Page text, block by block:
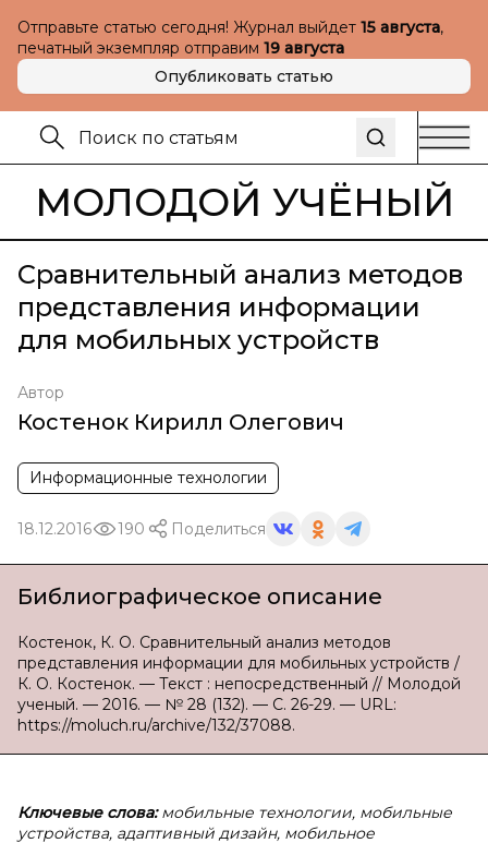
Отправьте статью сегодня! Журнал выйдет 15 августа,
печатный экземпляр отправим 19 августа
Опубликовать статью
МОЛОДОЙ УЧЁНЫЙ
Сравнительный анализ методов
представления информации
для мобильных устройств
Автор
Костенок Кирилл Олегович
Информационные технологии
18.12.2016 190 Поделиться
Библиографическое описание
Костенок, К. О. Сравнительный анализ методов
представления информации для мобильных устройств /
К. О. Костенок. — Текст : непосредственный // Молодой
ученый. — 2016. — № 28 (132). — С. 26-29. — URL:
https://moluch.ru/archive/132/37088.
Ключевые слова: мобильные технологии, мобильные
устройства, адаптивный дизайн, мобильное